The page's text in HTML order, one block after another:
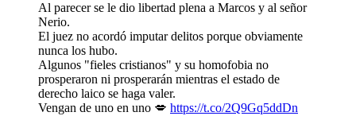
Al parecer se le dio libertad plena a Marcos y al señor
Nerio.
El juez no acordó imputar delitos porque obviamente
nunca los hubo.
Algunos "fieles cristianos" y su homofobia no
prosperaron ni prosperarán mientras el estado de
derecho laico se haga valer.
Vengan de uno en uno 💋 https://t.co/2Q9Gq5ddDn